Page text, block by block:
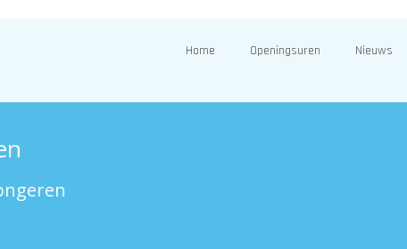
Home Openingsuren Nieuws